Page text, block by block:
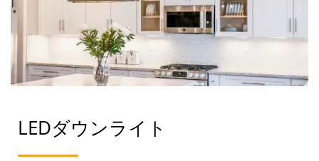
LEDダウンライト